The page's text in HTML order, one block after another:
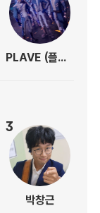
PLAVE (플레이브)
3
박창근